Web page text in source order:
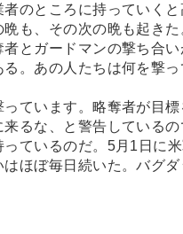
のところに持っていくと
も、その次の晩も起き
とガードマンの撃ち合
。あの人たちは何を撃
っています。略奪者が目
るな、と警告しているの
ているのだ。5月1日に
ほぼ毎日続いた。バグ